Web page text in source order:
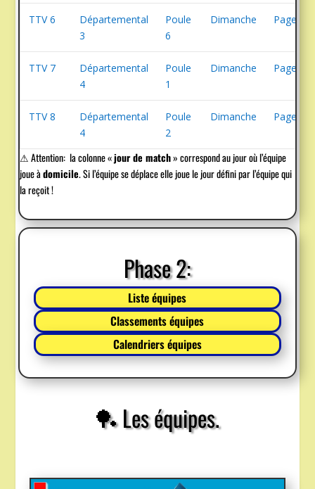
TTV 6
Départemental
3
Poule
6
Dimanche Page 22
TTV 7
Départemental
4
Poule
1
Dimanche Page 24
TTV 8
Départemental
4
Poule
2
Dimanche Page 25
⚠Attention: la colonne «jour de match» correspond au jour où l’équipe
joue àdomicile. Si l’équipe se déplace elle joue le jour défini par l’équipe qui
la reçoit !
Phase 2:
Liste équipes
Classements équipes
Calendriers équipes
🏓 Les équipes.